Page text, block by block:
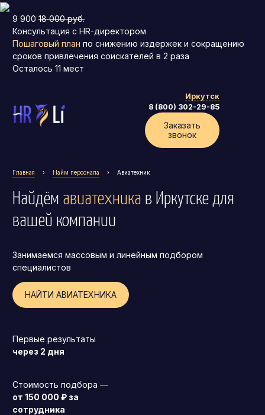
9 900 18 000 руб.
Консультация с HR-директором
Пошаговый план по снижению издержек и сокращению
сроков привлечения соискателей в 2 раза
Осталось 11 мест
Иркутск
8 (800) 302-29-85
Заказать
звонок
Главная › Найм персонала › Авиатехник
Найдём авиатехника в Иркутске для
вашей компании
Занимаемся массовым и линейным подбором
специалистов
НАЙТИ АВИАТЕХНИКА
Первые результаты
через 2 дня
Стоимость подбора —
от 150 000 ₽ за
сотрудника